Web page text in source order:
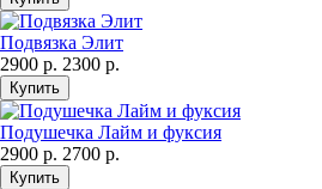
Подвязка Элит
2900 р. 2300 р.
Подушечка Лайм и фуксия
2900 р. 2700 р.